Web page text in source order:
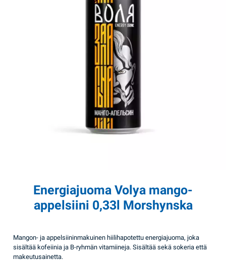
Energiajuoma Volya mango-
appelsiini 0,33l Morshynska
Mangon- ja appelsiininmakuinen hiilihapotettu energiajuoma, joka
sisältää kofeiinia ja B-ryhmän vitamiineja. Sisältää sekä sokeria että
makeutusainetta.